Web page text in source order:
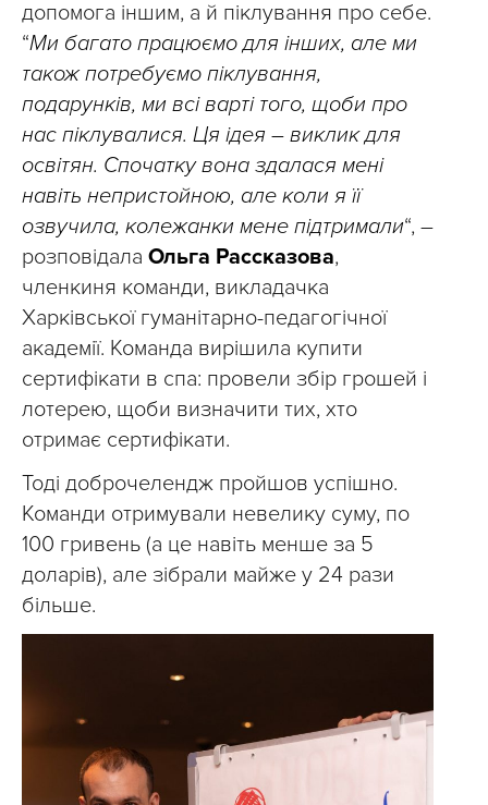
допомога іншим, а й піклування про себе.
“Ми багато працюємо для інших, але ми
також потребуємо піклування,
подарунків, ми всі варті того, щоби про
нас піклувалися. Ця ідея – виклик для
освітян. Спочатку вона здалася мені
навіть непристойною, але коли я її
озвучила, колежанки мене підтримали“, –
розповідала Ольга Рассказова,
членкиня команди, викладачка
Харківської гуманітарно-педагогічної
академії. Команда вирішила купити
сертифікати в спа: провели збір грошей і
лотерею, щоби визначити тих, хто
отримає сертифікати.
Тоді доброчелендж пройшов успішно.
Команди отримували невелику суму, по
100 гривень (а це навіть менше за 5
доларів), але зібрали майже у 24 рази
більше.